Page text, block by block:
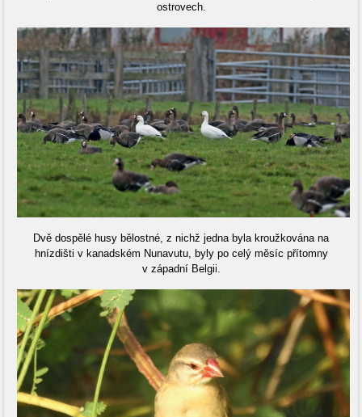
ostrovech.
Dvě dospělé husy bělostné, z nichž jedna byla kroužkována na
hnízdišti v kanadském Nunavutu, byly po celý měsíc přítomny
v západní Belgii.